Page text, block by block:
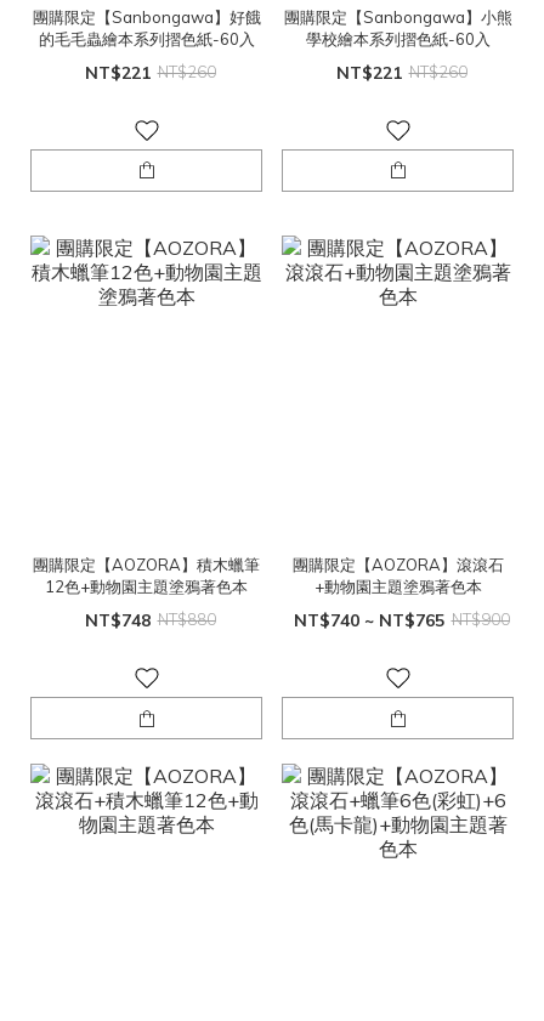
團購限定【Sanbongawa】好餓
的毛毛蟲繪本系列摺色紙-60入
NT$221 NT$260
團購限定【Sanbongawa】小熊
學校繪本系列摺色紙-60入
NT$221 NT$260
團購限定【AOZORA】積木蠟筆
12色+動物園主題塗鴉著色本
NT$748 NT$880
團購限定【AOZORA】滾滾石
+動物園主題塗鴉著色本
NT$740 ~ NT$765 NT$900